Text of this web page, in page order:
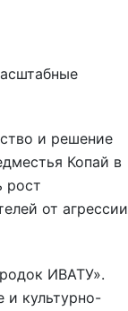
и решение
Копай в
рост
от агрессии
ИВАТУ».
и культурно-